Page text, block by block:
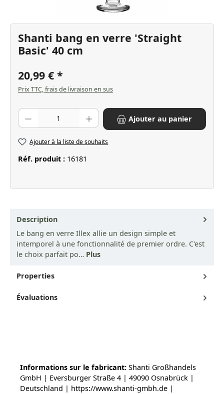
Shanti bang en verre 'Straight
Basic' 40 cm
20,99 €
Prix TTC, frais de livraison en sus
Quantité de produit : Entrez la quantité souhaitée ou utilisez les
Ajouter au panier
Ajouter à la liste de souhaits
Réf. produit : 16181
Description
Le bang en verre Illex allie un design simple et
intemporel à une fonctionnalité de premier ordre. C'est
le choix parfait po… Plus
Properties
Évaluations
Informations sur le fabricant: Shanti Großhandels
GmbH | Eversburger Straße 4 | 49090 Osnabrück |
Deutschland | https://www.shanti-gmbh.de |